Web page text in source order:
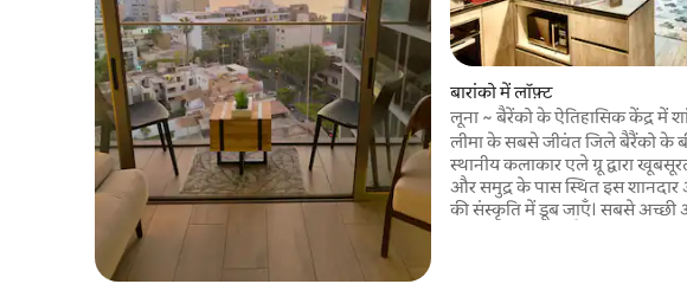
बारांको में लॉफ़्ट
लूना ~ बैरेंको के ऐतिहासिक केंद्र में
लीमा के सबसे जीवंत जिले बैरैंको के
स्थानीय कलाकार एले ग्रू द्वारा
और समुद्र के पास स्थित इस शानदार
की संस्कृति में डूब जाएँ। सबसे अच्छी